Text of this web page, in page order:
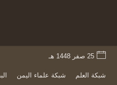
25 صفر 1448 هـ
شبكة العلم شبكة علماء اليمن